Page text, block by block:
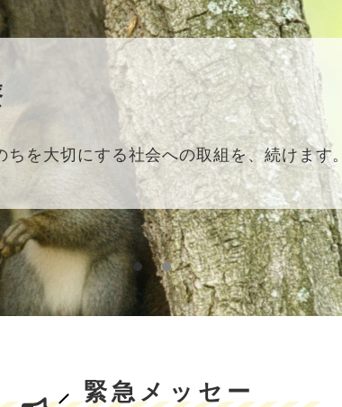
戦争反対
求めます。
緊急メッセー